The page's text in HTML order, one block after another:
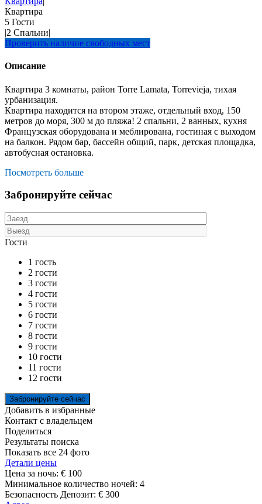
Квартира
5 Гости
|2 Спальни|
Проверить наличие свободных мест
Описание
Квартира 3 комнаты, район Torre Lamata, Torrevieja, тихая
урбанизация.
Квартира находится на втором этаже, отдельный вход, 150
метров до моря, 300 м до пляжа! 2 спальни, 2 ванных, кухня
Французская оборудована и меблирована, гостиная с выходом
на балкон. Рядом бар, бассейн общий, парк, детская площадка,
автобусная остановка.
Посмотреть больше
Забронируйте сейчас
Гости
1 гость
2 гости
3 гости
4 гости
5 гости
6 гости
7 гости
8 гости
9 гости
10 гости
11 гости
12 гости
Добавить в избранные
Контакт с владельцем
Поделиться
Результаты поиска
Показать все 24 фото
Детали цены
Цена за ночь: € 100
Минимальное количество ночей: 4
Безопасность Депозит: € 300